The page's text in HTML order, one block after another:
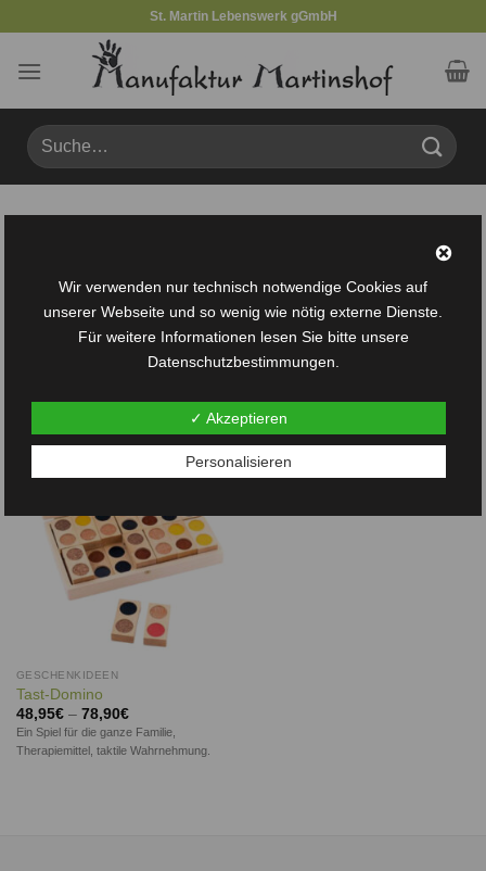
springen
St. Martin Lebenswerk gGmbH
Suche
nach:
Wunschliste
GESCHENKIDEEN
Tast-Domino
48,95€– 78,90€
Ein Spiel für die ganze Familie,
Therapiemittel, taktile Wahrnehmung.
Wir verwenden nur technisch notwendige Cookies auf
unserer Webseite und so wenig wie nötig externe Dienste.
Für weitere Informationen lesen Sie bitte unsere
Datenschutzbestimmungen.
✓ Akzeptieren
Personalisieren